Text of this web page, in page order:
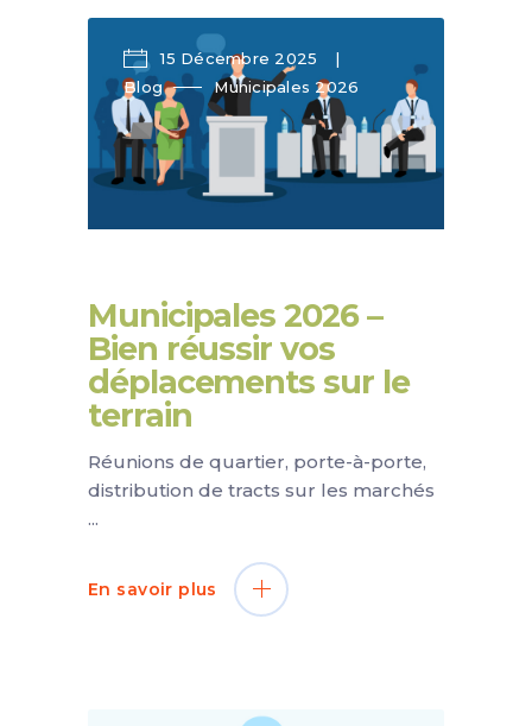
15 Décembre 2025
Blog
Municipales 2026
Municipales 2026 –
Bien réussir vos
déplacements sur le
terrain
Réunions de quartier, porte-à-porte,
distribution de tracts sur les marchés
En savoir plus